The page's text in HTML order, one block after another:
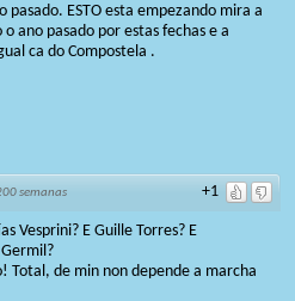
pasado. ESTO esta empezando mira a
ano pasado por estas fechas e a
ca do Compostela .
+1
semanas
Vesprini? E Guille Torres? E
Total, de min non depende a marcha